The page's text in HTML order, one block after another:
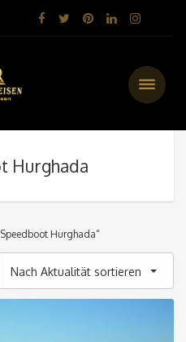
Hurghada
Hurghada“
Nach Aktualität sortieren